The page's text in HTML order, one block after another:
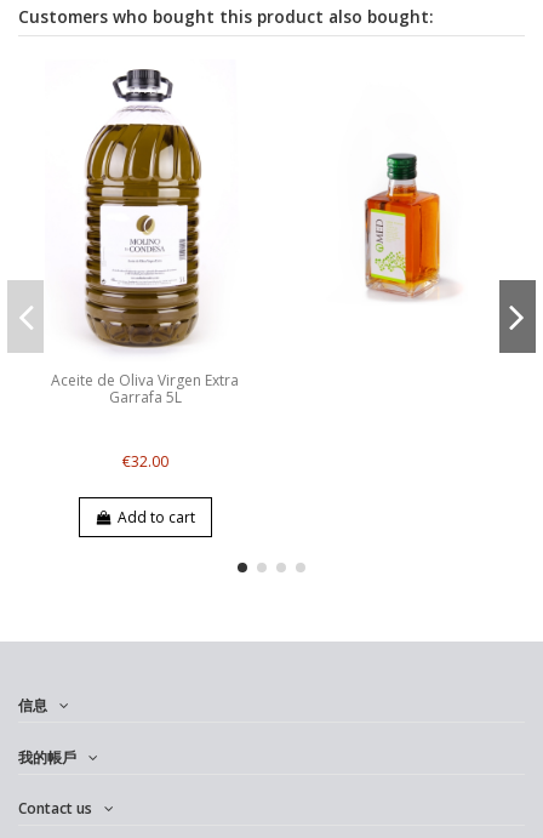
Customers who bought this product also bought:
Aceite de Oliva Virgen Extra
Garrafa 5L
€32.00
Add to cart
信息
我的帳戶
Contact us